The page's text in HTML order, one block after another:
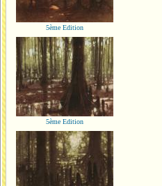
5ème Edition
5ème Edition